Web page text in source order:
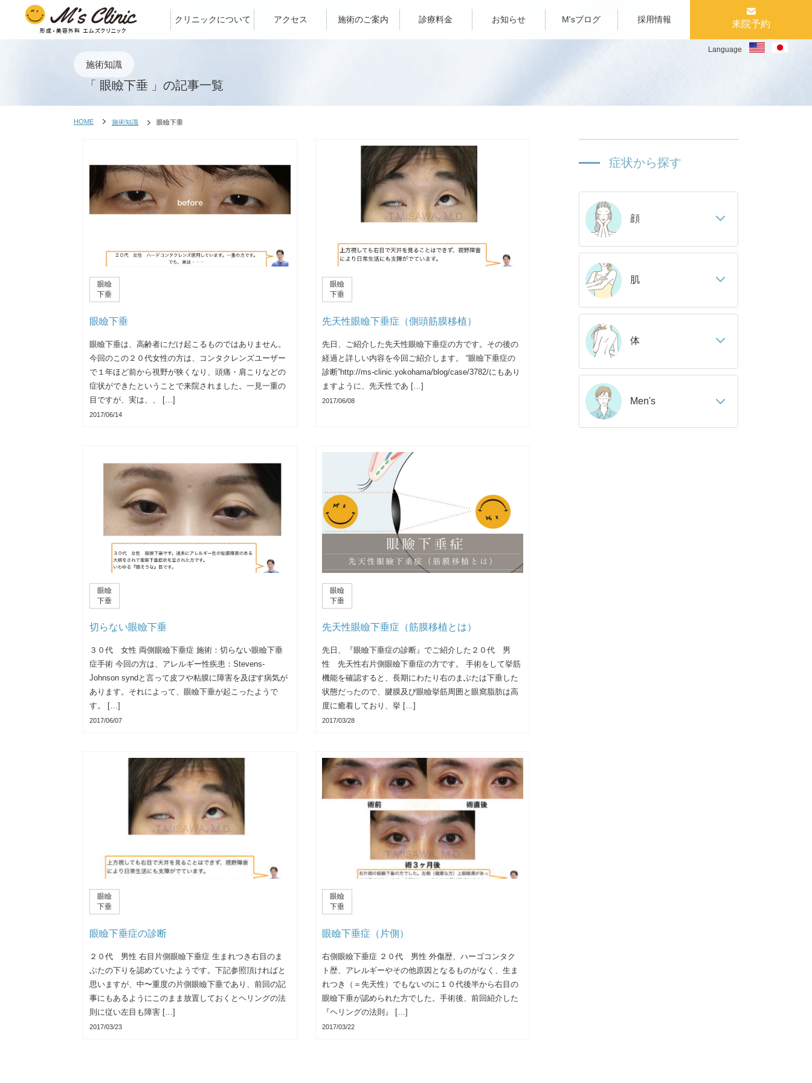
クリニックについて アクセス 施術のご案内 診療料金 お知らせ M'sブログ 採用情報 来院予約
Language
施術知識
「 眼瞼下垂 」の記事一覧
HOME 施術知識 眼瞼下垂
眼瞼
下垂
眼瞼下垂
眼瞼下垂は、高齢者にだけ起こるものではありません。
今回のこの２０代女性の方は、コンタクレンズユーザー
で１年ほど前から視野が狭くなり、頭痛・肩こりなどの
症状ができたということで来院されました。一見一重の
目ですが、実は、、 […]
2017/06/14
眼瞼
下垂
先天性眼瞼下垂症（側頭筋膜移植）
先日、ご紹介した先天性眼瞼下垂症の方です。その後の
経過と詳しい内容を今回ご紹介します。 “眼瞼下垂症の
診断”http://ms-clinic.yokohama/blog/case/3782/にもあり
ますように、先天性であ […]
2017/06/08
眼瞼
下垂
切らない眼瞼下垂
３０代 女性 両側眼瞼下垂症 施術：切らない眼瞼下垂
症手術 今回の方は、アレルギー性疾患：Stevens-
Johnson syndと言って皮フや粘膜に障害を及ぼす病気が
あります。それによって、眼瞼下垂が起こったようで
す。 […]
2017/06/07
眼瞼
下垂
先天性眼瞼下垂症（筋膜移植とは）
先日、『眼瞼下垂症の診断』でご紹介した２０代 男
性 先天性右片側眼瞼下垂症の方です。 手術をして挙筋
機能を確認すると、長期にわたり右のまぶたは下垂した
状態だったので、腱膜及び眼瞼挙筋周囲と眼窩脂肪は高
度に癒着しており、挙 […]
2017/03/28
眼瞼
下垂
眼瞼下垂症の診断
２０代 男性 右目片側眼瞼下垂症 生まれつき右目のま
ぶたの下りを認めていたようです。下記参照頂ければと
思いますが、中〜重度の片側眼瞼下垂であり、前回の記
事にもあるようにこのまま放置しておくとヘリングの法
則に従い左目も障害 […]
2017/03/23
眼瞼
下垂
眼瞼下垂症（片側）
右側眼瞼下垂症 ２０代 男性 外傷歴、ハーゴコンタク
ト歴、アレルギーやその他原因となるものがなく、生ま
れつき（＝先天性）でもないのに１０代後半から右目の
眼瞼下垂が認められた方でした。手術後、前回紹介した
『ヘリングの法則』 […]
2017/03/22
症状から探す
顔
肌
体
Men's